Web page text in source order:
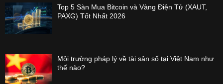
Top 5 Sàn Mua Bitcoin và Vàng Điện Tử (XAUT,
PAXG) Tốt Nhất 2026
Môi trường pháp lý về tài sản số tại Việt Nam như
thế nào?